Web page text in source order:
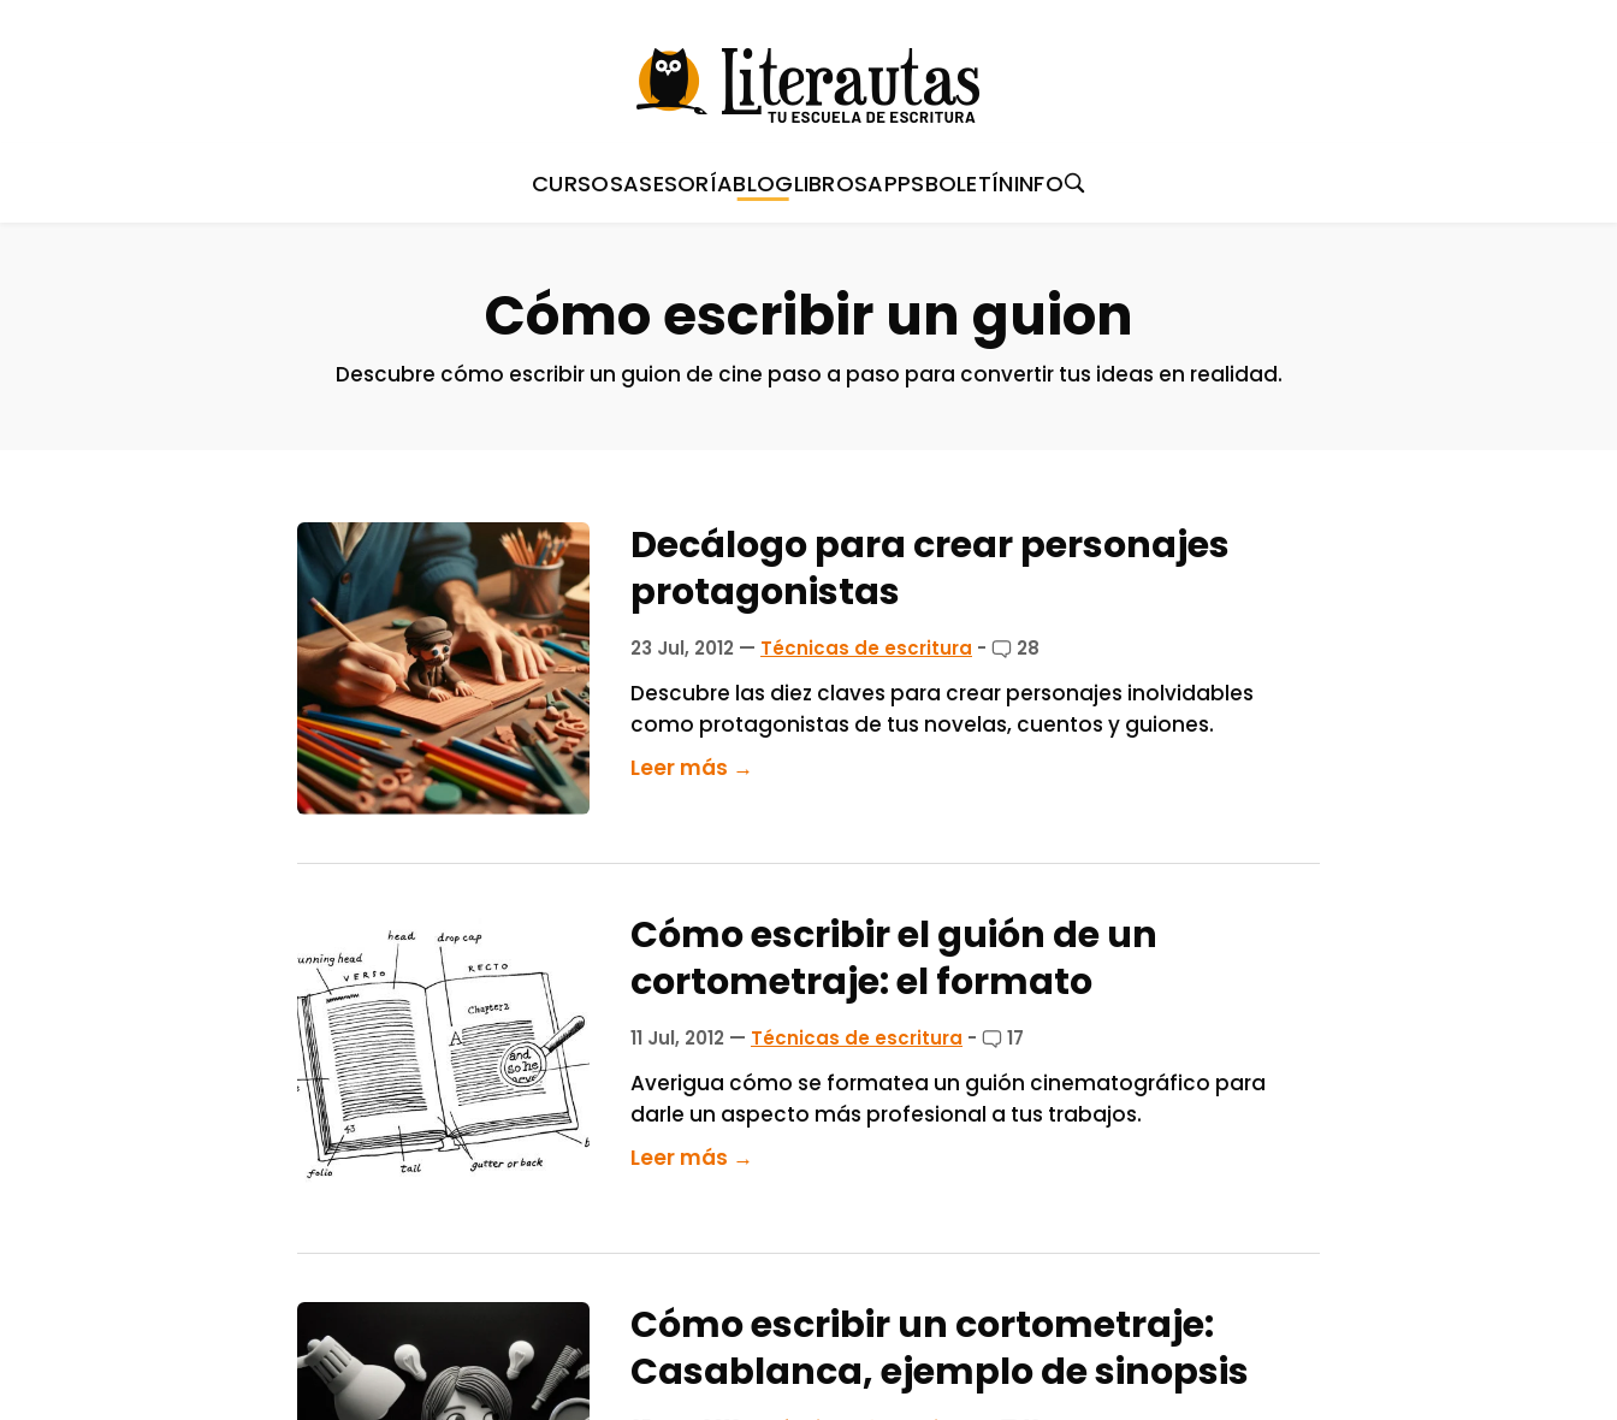
CURSOSASESORÍABLOGLIBROSAPPSBOLETÍNINFO
Cómo escribir un guion
Descubre cómo escribir un guion de cine paso a paso para convertir tus ideas en realidad.
Decálogo para crear personajes
protagonistas
23 Jul, 2012 — Técnicas de escritura - 28
Descubre las diez claves para crear personajes inolvidables
como protagonistas de tus novelas, cuentos y guiones.
Leer más →
Cómo escribir el guión de un
cortometraje: el formato
11 Jul, 2012 — Técnicas de escritura - 17
Averigua cómo se formatea un guión cinematográfico para
darle un aspecto más profesional a tus trabajos.
Leer más →
Cómo escribir un cortometraje:
Casablanca, ejemplo de sinopsis